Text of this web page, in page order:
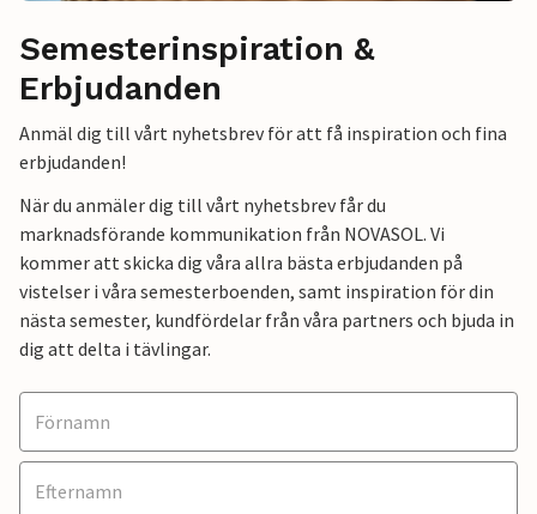
Semesterinspiration &
Erbjudanden
Anmäl dig till vårt nyhetsbrev för att få inspiration och fina
erbjudanden!
När du anmäler dig till vårt nyhetsbrev får du
marknadsförande kommunikation från NOVASOL. Vi
kommer att skicka dig våra allra bästa erbjudanden på
vistelser i våra semesterboenden, samt inspiration för din
nästa semester, kundfördelar från våra partners och bjuda in
dig att delta i tävlingar.